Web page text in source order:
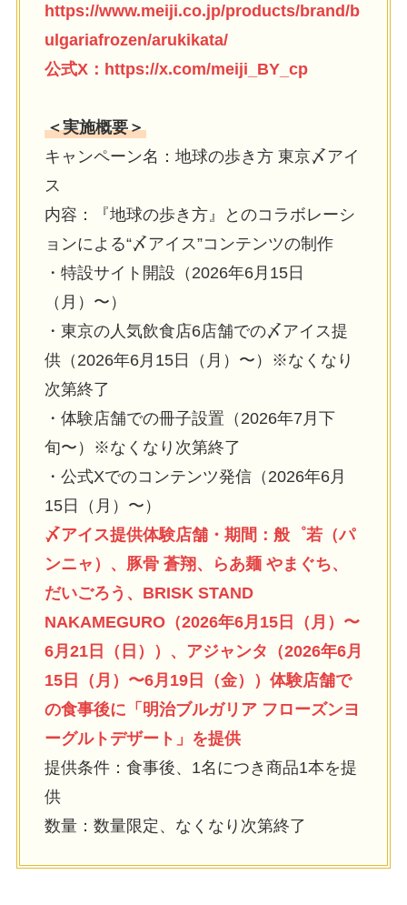
https://www.meiji.co.jp/products/brand/b
ulgariafrozen/arukikata/
公式X： https://x.com/meiji_BY_cp
＜実施概要＞
キャンペーン名：地球の歩き⽅ 東京〆アイ
ス
内容：『地球の歩き⽅』とのコラボレーシ
ョンによる“〆アイス”コンテンツの制作
・特設サイト開設（2026年6⽉15⽇
（⽉）〜）
・東京の⼈気飲⾷店6店舗での〆アイス提
供（2026年6⽉15⽇（⽉）〜）※なくなり
次第終了
・体験店舗での冊⼦設置（2026年7⽉下
旬〜）※なくなり次第終了
・公式Xでのコンテンツ発信（2026年6⽉
15⽇（⽉）〜）
〆アイス提供体験店舗・期間：般゜若（パ
ンニャ）、豚⾻ 蒼翔、らあ麺 やまぐち、
だいごろう、BRISK STAND
NAKAMEGURO（2026年6⽉15⽇（⽉）〜
6⽉21⽇（⽇））、アジャンタ（2026年6⽉
15⽇（⽉）〜6⽉19⽇（⾦））体験店舗で
の⾷事後に「明治ブルガリア フローズンヨ
ーグルトデザート」を提供
提供条件：⾷事後、1名につき商品1本を提
供
数量：数量限定、なくなり次第終了